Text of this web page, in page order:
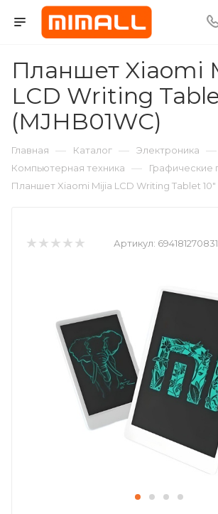
Планшет Xiaomi
LCD Writing
(MJHB01WC)
Главная — Каталог — Электроника —
Компьютерная техника — Графические
Планшет Xiaomi Mijia LCD Writing Tablet 10"
Артикул: